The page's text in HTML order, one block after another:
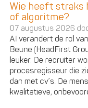
Wie heeft straks
of algoritme?
07 augustus 2026
AI verandert de rol
Beune (HeadFirst
leuker. De recruiter
procesregisseur die
dan met cv’s. De
kwalitatieve,